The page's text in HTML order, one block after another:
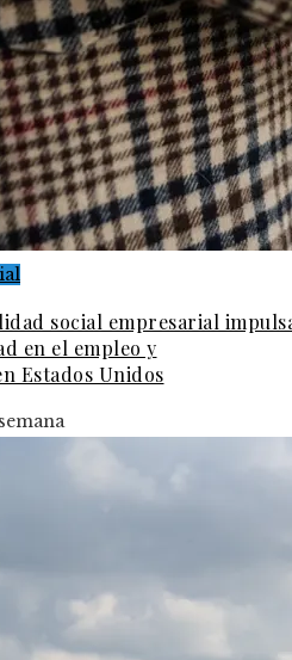
social empresarial
en el empleo y
Estados Unidos